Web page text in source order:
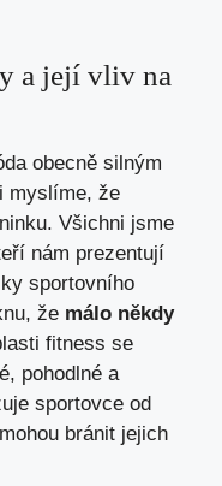
a její vliv na
obecně silným
myslíme, že
Všichni jsme
nám prezentují
sportovního
že málo někdy
fitness se
pohodlné a
sportovce od
bránit jejich